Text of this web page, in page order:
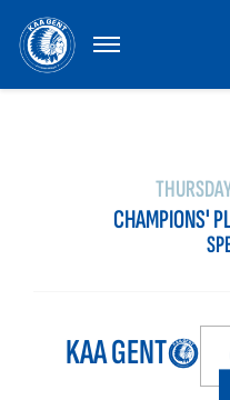
MENU
CHAMPIONS'
KAA GENT